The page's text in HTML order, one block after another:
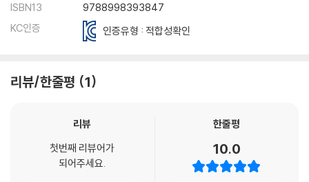
ISBN13
9788998393847
KC인증
인증유형 : 적합성확인
리뷰/한줄평 1
리뷰
첫번째 리뷰어가
되어주세요.
한줄평
10.0